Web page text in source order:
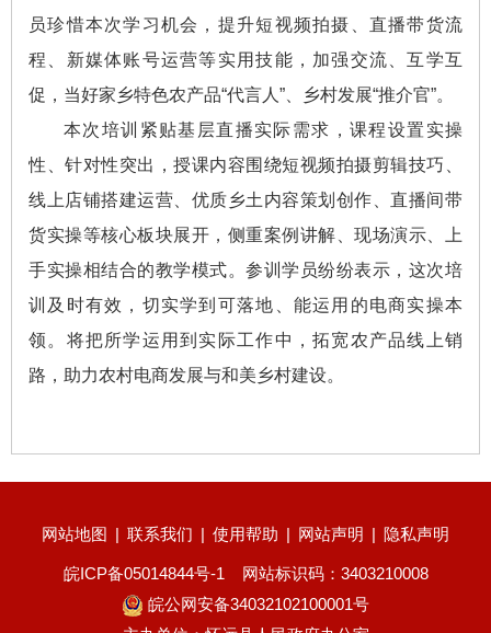
员珍惜本次学习机会，提升短视频拍摄、直播带货流
程、新媒体账号运营等实用技能，加强交流、互学互
促，当好家乡特色农产品“代言人”、乡村发展“推介官”。
本次培训紧贴基层直播实际需求，课程设置实操
性、针对性突出，授课内容围绕短视频拍摄剪辑技巧、
线上店铺搭建运营、优质乡土内容策划创作、直播间带
货实操等核心板块展开，侧重案例讲解、现场演示、上
手实操相结合的教学模式。参训学员纷纷表示，这次培
训及时有效，切实学到可落地、能运用的电商实操本
领。将把所学运用到实际工作中，拓宽农产品线上销
路，助力农村电商发展与和美乡村建设。
网站地图 | 联系我们 | 使用帮助 | 网站声明 | 隐私声明
皖ICP备05014844号-1
网站标识码：3403210008
皖公网安备34032102100001号